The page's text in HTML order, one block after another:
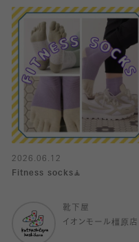
2026.06.12
Fitness socks🧘
靴下屋
イオンモール橿原店